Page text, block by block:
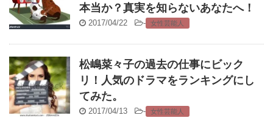
本当か？真実を知らないあなたへ！
2017/04/22 - 女性芸能人
松嶋菜々子の過去の仕事にビック
リ！人気のドラマをランキングにし
てみた。
2017/04/13 - 女性芸能人